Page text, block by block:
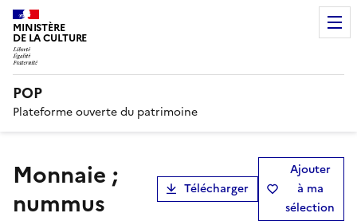
MINISTÈRE
DE LA CULTURE
POP
Plateforme ouverte du patrimoine
monnaie ;
nummus
Télécharger
Ajouter
à ma
sélection